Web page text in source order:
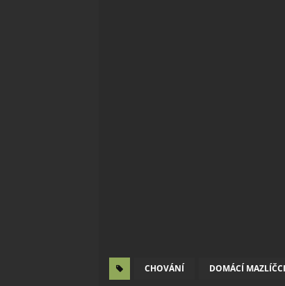
CHOVÁNÍ DOMÁCÍ MAZLÍČCI